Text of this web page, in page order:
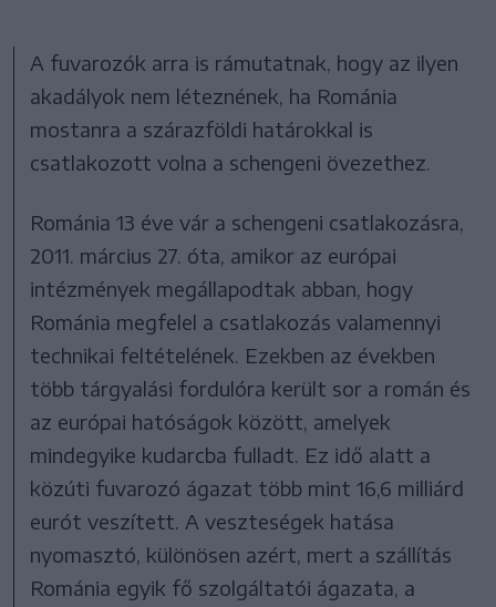
A fuvarozók arra is rámutatnak, hogy az ilyen
akadályok nem léteznének, ha Románia
mostanra a szárazföldi határokkal is
csatlakozott volna a schengeni övezethez.
Románia 13 éve vár a schengeni csatlakozásra,
2011. március 27. óta, amikor az európai
intézmények megállapodtak abban, hogy
Románia megfelel a csatlakozás valamennyi
technikai feltételének. Ezekben az években
több tárgyalási fordulóra került sor a román és
az európai hatóságok között, amelyek
mindegyike kudarcba fulladt. Ez idő alatt a
közúti fuvarozó ágazat több mint 16,6 milliárd
eurót veszített. A veszteségek hatása
nyomasztó, különösen azért, mert a szállítás
Románia egyik fő szolgáltatói ágazata, a